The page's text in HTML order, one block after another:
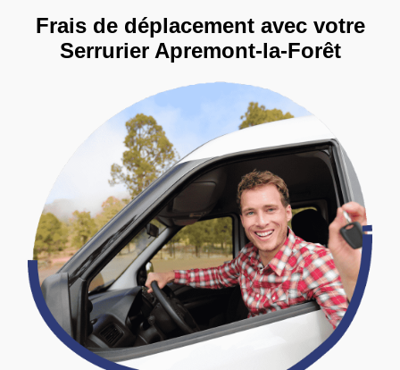
Frais de déplacement avec votre
Serrurier Apremont-la-Forêt